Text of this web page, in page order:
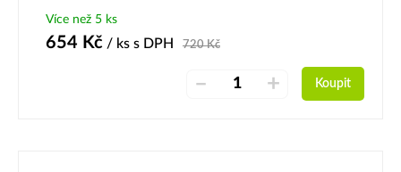
Více než 5 ks
654 Kč / ks s DPH 720Kč
– + Koupit